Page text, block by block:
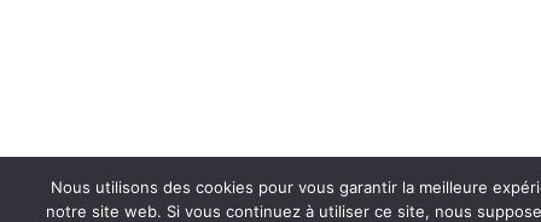
Nous utilisons des cookies pour vous garantir la meilleure
notre site web. Si vous continuez à utiliser ce site, nous